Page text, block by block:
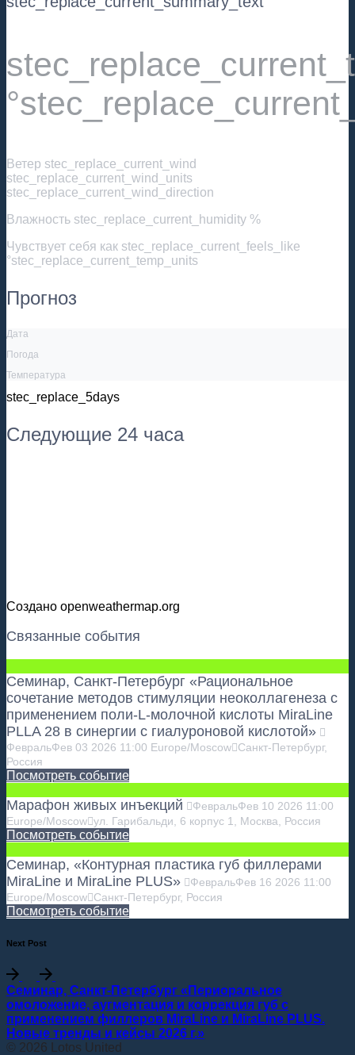
Ветер stec_replace_current_wind
stec_replace_current_wind_units
stec_replace_current_wind_direction
Влажность stec_replace_current_humidity %
Чувствует себя как stec_replace_current_feels_like
°stec_replace_current_temp_units
Прогноз
Дата
Погода
Температура
stec_replace_5days
Следующие 24 часа
Создано openweathermap.org
Связанные события
Семинар, Санкт-Петербург «Рациональное
сочетание методов стимуляции неоколлагенеза с
применением поли-L-молочной кислоты MiraLine
PLLA 28 в синергии с гиалуроновой кислотой»
ФевральФев 03 2026 11:00 Europe/Moscow Санкт-Петербург,
Россия
Посмотреть событие
Марафон живых инъекций ФевральФев 10 2026 11:00
Europe/Moscow ул. Гарибальди, 6 корпус 1, Москва, Россия
Посмотреть событие
Семинар, «Контурная пластика губ филлерами
MiraLine и MiraLine PLUS»
ФевральФев 16 2026 11:00
Europe/Moscow Санкт-Петербург, Россия
Посмотреть событие
Next Post
Семинар, Санкт-Петербург «Периоральное
омоложение, аугментация и коррекция губ с
применением филлеров MiraLine и MiraLine PLUS.
Новые тренды и кейсы 2026 г.»
© 2026 Lotos United